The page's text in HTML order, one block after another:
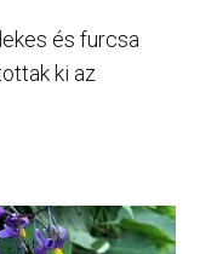
és furcsa
ki az